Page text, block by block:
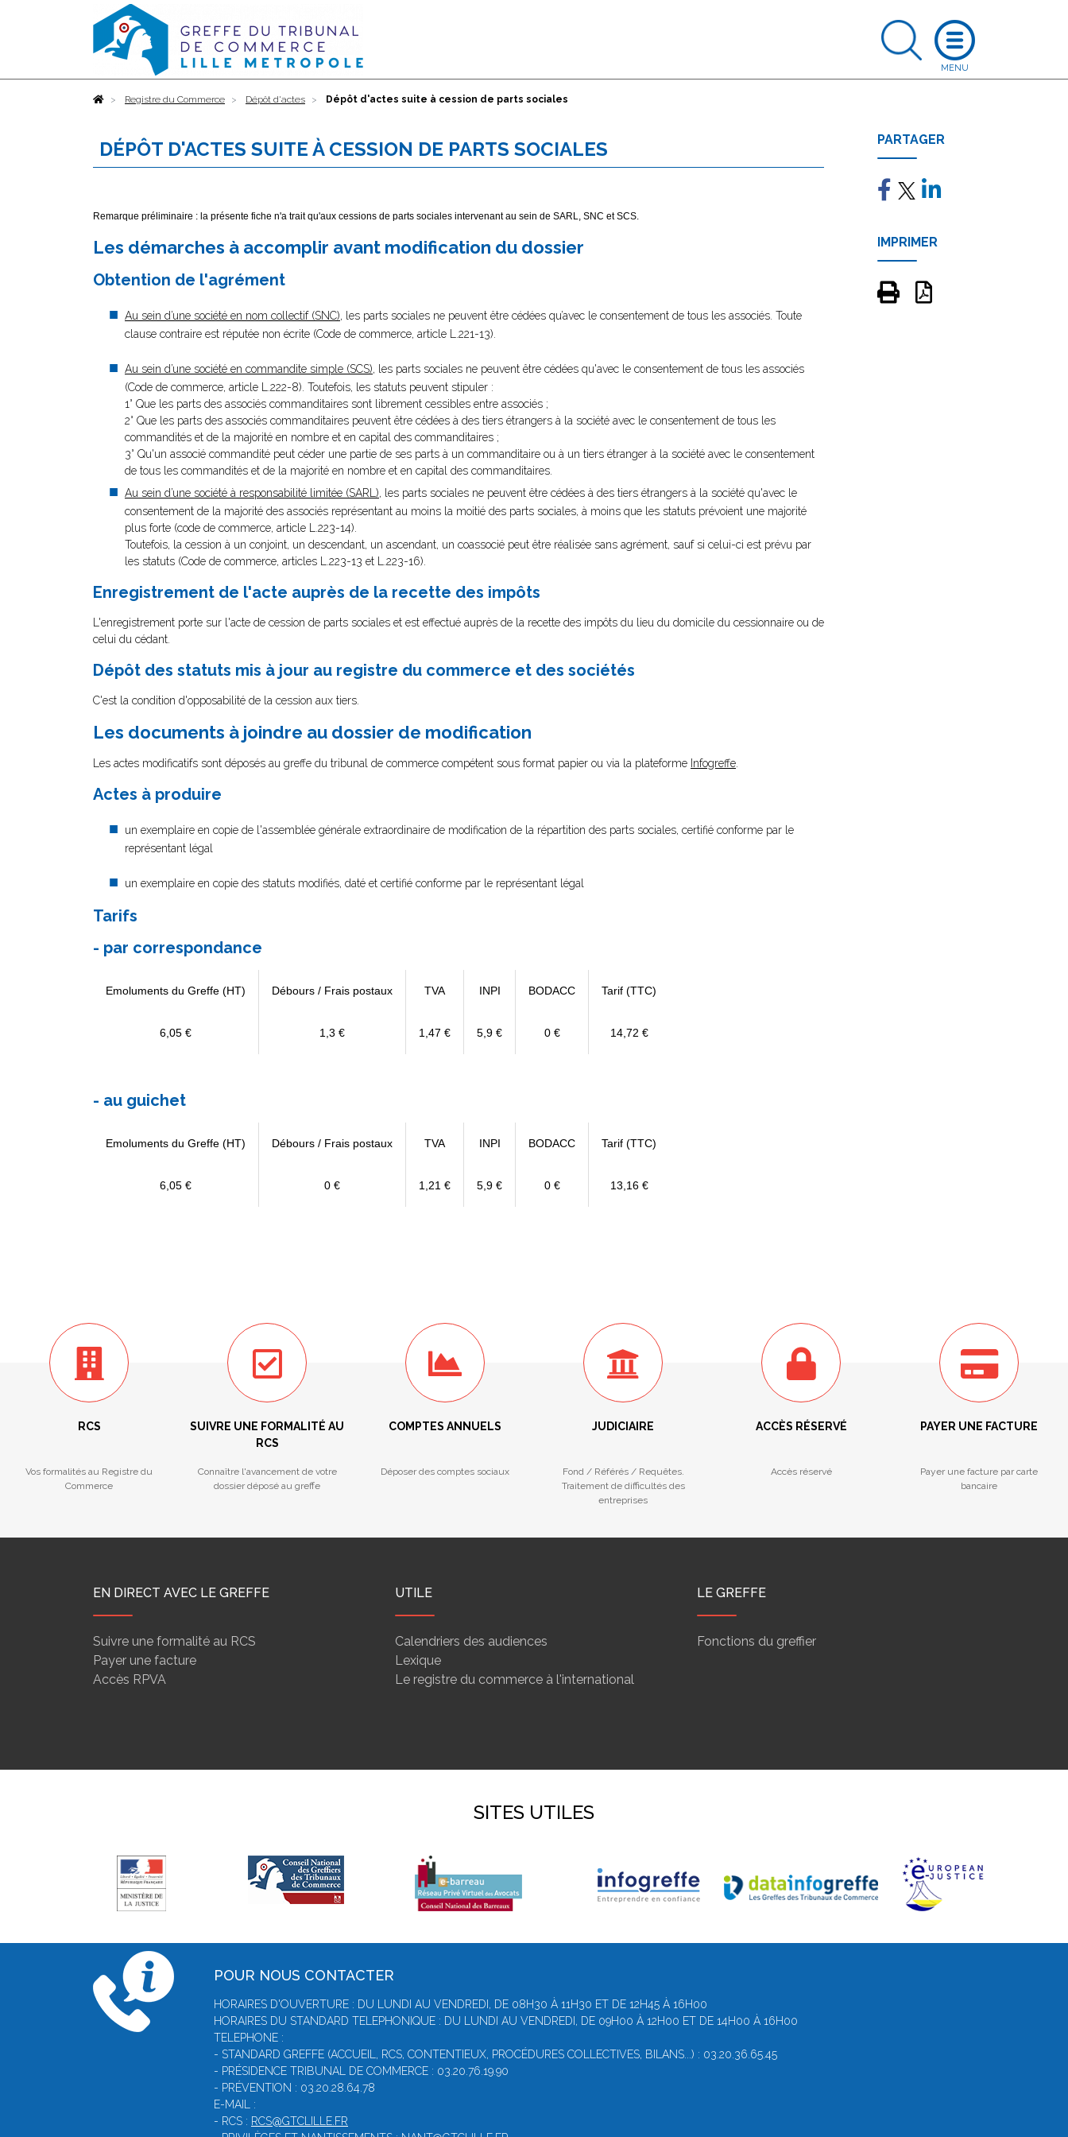
AccueilRegistre du Commerce Dépôt d'actes Dépôt d'actes suite à cession de parts sociales
DÉPÔT D'ACTES SUITE À CESSION DE PARTS SOCIALES
Remarque préliminaire : la présente fiche n'a trait qu'aux cessions de parts sociales intervenant au sein de SARL, SNC et SCS.
Les démarches à accomplir avant modification du dossier
Obtention de l'agrément
Au sein d’une société en nom collectif (SNC), les parts sociales ne peuvent être cédées qu’avec le consentement de tous les associés. Toute
clause contraire est réputée non écrite (Code de commerce, article L.221-13).
Au sein d’une société en commandite simple (SCS), les parts sociales ne peuvent être cédées qu'avec le consentement de tous les associés
(Code de commerce, article L.222-8). Toutefois, les statuts peuvent stipuler :
1° Que les parts des associés commanditaires sont librement cessibles entre associés ;
2° Que les parts des associés commanditaires peuvent être cédées à des tiers étrangers à la société avec le consentement de tous les
commandités et de la majorité en nombre et en capital des commanditaires ;
3° Qu'un associé commandité peut céder une partie de ses parts à un commanditaire ou à un tiers étranger à la société avec le consentement
de tous les commandités et de la majorité en nombre et en capital des commanditaires.
Au sein d’une société à responsabilité limitée (SARL), les parts sociales ne peuvent être cédées à des tiers étrangers à la société qu'avec le
consentement de la majorité des associés représentant au moins la moitié des parts sociales, à moins que les statuts prévoient une majorité
plus forte (code de commerce, article L.223-14).
Toutefois, la cession à un conjoint, un descendant, un ascendant, un coassocié peut être réalisée sans agrément, sauf si celui-ci est prévu par
les statuts (Code de commerce, articles L.223-13 et L.223-16).
Enregistrement de l'acte auprès de la recette des impôts
L'enregistrement porte sur l'acte de cession de parts sociales et est effectué auprès de la recette des impôts du lieu du domicile du cessionnaire ou de
celui du cédant.
Dépôt des statuts mis à jour au registre du commerce et des sociétés
C'est la condition d'opposabilité de la cession aux tiers.
Les documents à joindre au dossier de modification
Les actes modificatifs sont déposés au greffe du tribunal de commerce compétent sous format papier ou via la plateforme Infogreffe
Actes à produire
un exemplaire en copie de l'assemblée générale extraordinaire de modification de la répartition des parts sociales, certifié conforme par le
représentant légal
un exemplaire en copie des statuts modifiés, daté et certifié conforme par le représentant légal
Tarifs
- par correspondance
Emoluments du Greffe (HT) Débours / Frais postaux TVA INPI BODACC Tarif (TTC)
6,05 € 1,3 € 1,47 € 5,9 € 0 € 14,72 €
- au guichet
Emoluments du Greffe (HT) Débours / Frais postaux TVA INPI BODACC Tarif (TTC)
6,05 € 0 € 1,21 € 5,9 € 0 € 13,16 €
PARTAGER
IMPRIMER
RCS
Vos formalités au Registre du
Commerce
SUIVRE UNE FORMALITÉ AU
RCS
Connaître l'avancement de votre
dossier déposé au greffe
COMPTES ANNUELS
Déposer des comptes sociaux
JUDICIAIRE
Fond / Référés / Requêtes.
Traitement de difficultés des
entreprises
ACCÈS RÉSERVÉ
Accès réservé
PAYER UNE FACTURE
Payer une facture par carte
bancaire
EN DIRECT AVEC LE GREFFE
Suivre une formalité au RCS
Payer une facture
Accès RPVA
UTILE
Calendriers des audiences
Lexique
Le registre du commerce à l'international
LE GREFFE
Fonctions du greffier
SITES UTILES
POUR NOUS CONTACTER
HORAIRES D'OUVERTURE : DU LUNDI AU VENDREDI, DE 08H30 À 11H30 ET DE 12H45 À 16H00
HORAIRES DU STANDARD TELEPHONIQUE : DU LUNDI AU VENDREDI, DE 09H00 À 12H00 ET DE 14H00 À 16H00
TELEPHONE :
- STANDARD GREFFE (ACCUEIL, RCS, CONTENTIEUX, PROCÉDURES COLLECTIVES, BILANS...) : 03.20.36.65.45
- PRÉSIDENCE TRIBUNAL DE COMMERCE : 03.20.76.19.90
- PRÉVENTION : 03.20.28.64.78
E-MAIL :
- RCS : RCS@GTCLILLE.FR